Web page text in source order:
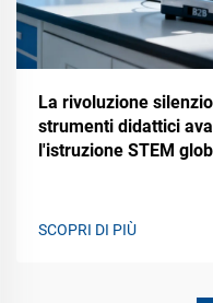
La rivoluzione
strumenti didattici
l'istruzione STEM
SCOPRI DI PIÙ